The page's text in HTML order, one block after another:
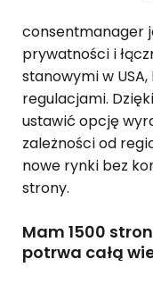
consentmanager
prywatności i
stanowymi w USA,
regulacjami.
ustawić opcję
zależności od
nowe rynki bez
strony.
Mam 1500
potrwa całą